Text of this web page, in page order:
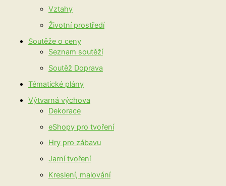
Vztahy
Životní prostředí
Soutěže o ceny
Seznam soutěží
Soutěž Doprava
Tématické plány
Výtvarná výchova
Dekorace
eShopy pro tvoření
Hry pro zábavu
Jarní tvoření
Kreslení, malování